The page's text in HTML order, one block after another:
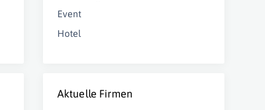
Event
Hotel
Aktuelle Firmen